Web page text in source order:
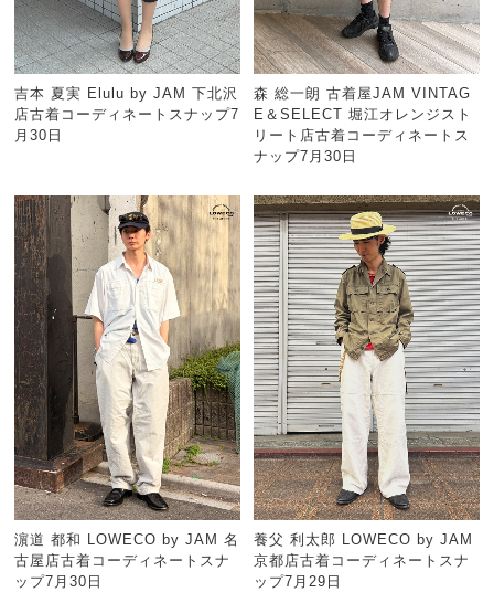
吉本 夏実 Elulu by JAM 下北沢
店古着コーディネートスナップ7
月30日
森 総一朗 古着屋JAM VINTAG
E＆SELECT 堀江オレンジスト
リート店古着コーディネートス
ナップ7月30日
濵道 都和 LOWECO by JAM 名
古屋店古着コーディネートスナ
ップ7月30日
養父 利太郎 LOWECO by JAM
京都店古着コーディネートスナ
ップ7月29日